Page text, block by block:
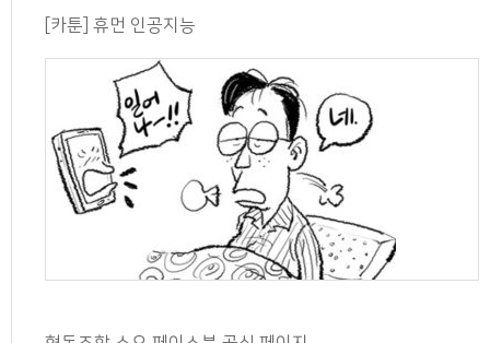
[카툰] 휴먼 인공지능